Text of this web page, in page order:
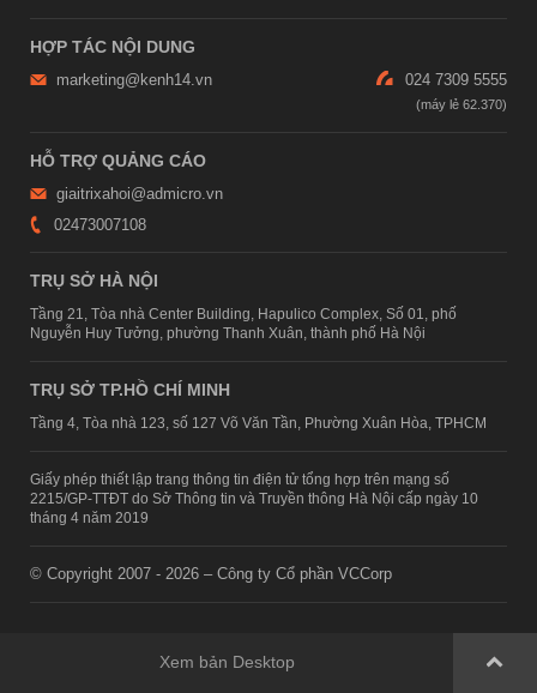
HỢP TÁC NỘI DUNG
marketing@kenh14.vn 024 7309 5555
HỖ TRỢ QUẢNG CÁO
giaitrixahoi@admicro.vn
02473007108
TRỤ SỞ HÀ NỘI
Tầng 21, Tòa nhà Center Building, Hapulico Complex, Số 01, phố
Nguyễn Huy Tưởng, phường Thanh Xuân, thành phố Hà Nội
TRỤ SỞ TP.HỒ CHÍ MINH
Tầng 4, Tòa nhà 123, số 127 Võ Văn Tần, Phường Xuân Hòa, TPHCM
Giấy phép thiết lập trang thông tin điện tử tổng hợp trên mạng số
2215/GP-TTĐT do Sở Thông tin và Truyền thông Hà Nội cấp ngày 10
tháng 4 năm 2019
© Copyright 2007 - 2026 – Công ty Cổ phần VCCorp
Xem bản Desktop